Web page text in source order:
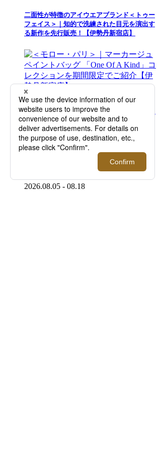
二面性が特徴のアイウエアブランド＜トゥー
フェイス＞｜知的で洗練された目元を演出す
る新作を先行販売！【伊勢丹新宿店】
2026.08.05 - 08.18
＜モロー・パリ＞｜マーカージュペイントバ
ッグ 「One Of A Kind」コレクションを期間
限定でご紹介【伊勢丹新宿店】
2026.08.05 - 08.18